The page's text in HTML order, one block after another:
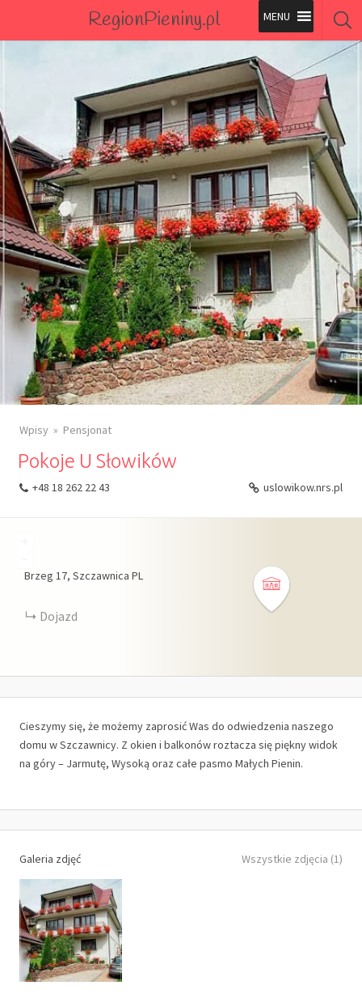
RegionPieniny.pl
Wszystkie Obiekty
Wszystkie Obiekty
Wpisy Pensjonat
Pokoje U Słowików
+48 18 262 22 43 uslowikow.nrs.pl
Brzeg 17 Szczawnica PL
Dojazd
Cieszymy się, że możemy zaprosić Was do odwiedzenia naszego
domu w Szczawnicy. Z okien i balkonów roztacza się piękny widok
na góry – Jarmutę, Wysoką oraz całe pasmo Małych Pienin.
Galeria zdjęć Wszystkie zdjęcia (1)